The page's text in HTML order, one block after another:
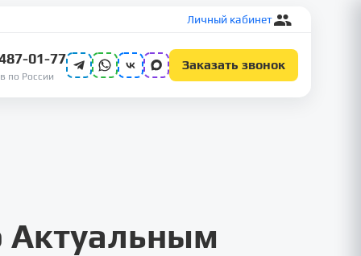
Личный кабинет
01-77
по России
Заказать звонок
Актуальным